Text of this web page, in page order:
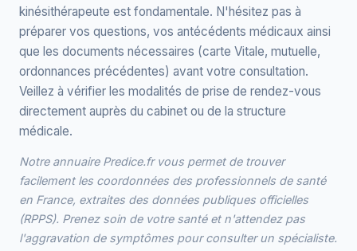
kinésithérapeute est fondamentale. N'hésitez pas à
préparer vos questions, vos antécédents médicaux ainsi
que les documents nécessaires (carte Vitale, mutuelle,
ordonnances précédentes) avant votre consultation.
Veillez à vérifier les modalités de prise de rendez-vous
directement auprès du cabinet ou de la structure
médicale.
Notre annuaire Predice.fr vous permet de trouver
facilement les coordonnées des professionnels de santé
en France, extraites des données publiques officielles
(RPPS). Prenez soin de votre santé et n'attendez pas
l'aggravation de symptômes pour consulter un spécialiste.